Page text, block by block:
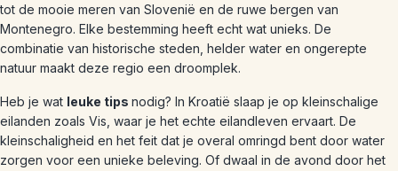
tot de mooie meren van Slovenië en de ruwe bergen van
Montenegro. Elke bestemming heeft echt wat unieks. De
combinatie van historische steden, helder water en ongerepte
natuur maakt deze regio een droomplek.
Heb je wat leuke tips nodig? In Kroatië slaap je op kleinschalige
eilanden zoals Vis, waar je het echte eilandleven ervaart. De
kleinschaligheid en het feit dat je overal omringd bent door water
zorgen voor een unieke beleving. Of dwaal in de avond door het